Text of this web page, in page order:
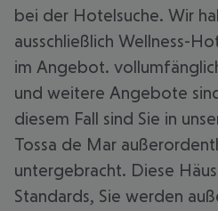
bei der Hotelsuche. Wir
ausschließlich Wellness-
im Angebot.
und weitere Angebote
diesem Fall sind Sie in
Tossa de Mar
untergebracht. Diese
Standards, Sie werden